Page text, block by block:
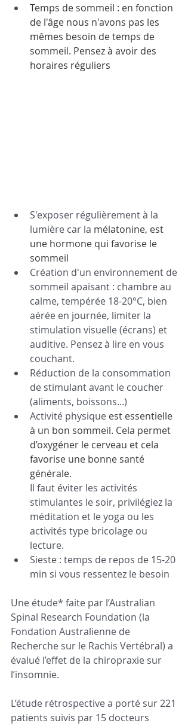
Temps de sommeil : en fonction
de l'âge nous n'avons pas les
mêmes besoin de temps de
sommeil. Pensez à avoir des
horaires réguliers
S'exposer régulièrement à la
lumière car la mélatonine, est
une hormone qui favorise le
sommeil
Création d'un environnement de
sommeil apaisant : chambre au
calme, tempérée 18-20°C, bien
aérée en journée, limiter la
stimulation visuelle (écrans) et
auditive. Pensez à lire en vous
couchant.
Réduction de la consommation
de stimulant avant le coucher
(aliments, boissons...)
Activité physique est essentielle
à un bon sommeil. Cela permet
d’oxygéner le cerveau et cela
favorise une bonne santé
générale.
Il faut éviter les activités
stimulantes le soir, privilégiez la
méditation et le yoga ou les
activités type bricolage ou
lecture.
Sieste : temps de repos de 15-20
min si vous ressentez le besoin
Une étude* faite par l’Australian
Spinal Research Foundation (la
Fondation Australienne de
Recherche sur le Rachis Vertébral) a
évalué l’effet de la chiropraxie sur
l’insomnie.
L’étude rétrospective a porté sur 221
patients suivis par 15 docteurs